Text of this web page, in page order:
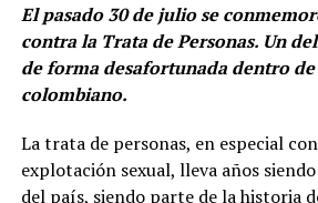
El pasado 30 de julio se
contra la Trata de Personas. Un
de forma desafortunada dentro
colombiano.
La trata de personas, en especial
explotación sexual, lleva años
del país, siendo parte de la historia